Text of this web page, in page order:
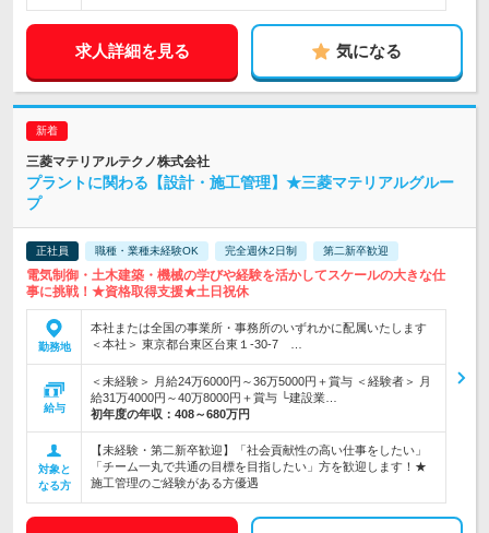
求人詳細を見る 気になる
三菱マテリアルテクノ株式会社
プラントに関わる【設計・施工管理】★三菱マテリアルグルー
プ
正社員 職種・業種未経験OK 完全週休2日制 第二新卒歓迎
電気制御・土木建築・機械の学びや経験を活かしてスケールの大きな仕
事に挑戦！★資格取得支援★土日祝休
勤務地
本社または全国の事業所・事務所のいずれかに配属いたします
＜本社＞ 東京都台東区台東１-30-7 …
給与
＜未経験＞ 月給24万6000円～36万5000円＋賞与 ＜経験者＞ 月
給31万4000円～40万8000円＋賞与 └建設業…
初年度の年収： 408～680万円
対象と
なる方
【未経験・第二新卒歓迎】「社会貢献性の高い仕事をしたい」
「チーム一丸で共通の目標を目指したい」方を歓迎します！★
施工管理のご経験がある方優遇